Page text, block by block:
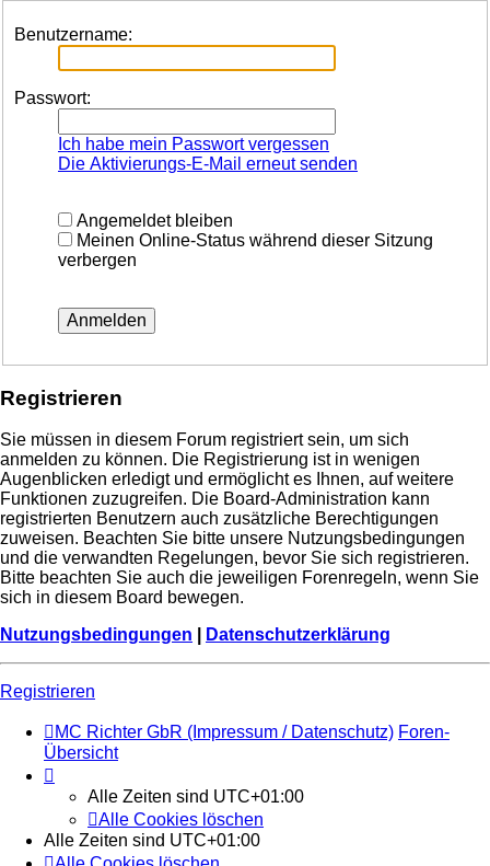
Benutzername:
Passwort:
Ich habe mein Passwort vergessen
Die Aktivierungs-E-Mail erneut senden
Angemeldet bleiben
Meinen Online-Status während dieser Sitzung
verbergen
Registrieren
Sie müssen in diesem Forum registriert sein, um sich
anmelden zu können. Die Registrierung ist in wenigen
Augenblicken erledigt und ermöglicht es Ihnen, auf weitere
Funktionen zuzugreifen. Die Board-Administration kann
registrierten Benutzern auch zusätzliche Berechtigungen
zuweisen. Beachten Sie bitte unsere Nutzungsbedingungen
und die verwandten Regelungen, bevor Sie sich registrieren.
Bitte beachten Sie auch die jeweiligen Forenregeln, wenn Sie
sich in diesem Board bewegen.
Nutzungsbedingungen
Datenschutzerklärung
Registrieren
MC Richter GbR (Impressum / Datenschutz) Foren-
Übersicht
Alle Zeiten sind UTC+01:00
Alle Cookies löschen
Alle Zeiten sind UTC+01:00